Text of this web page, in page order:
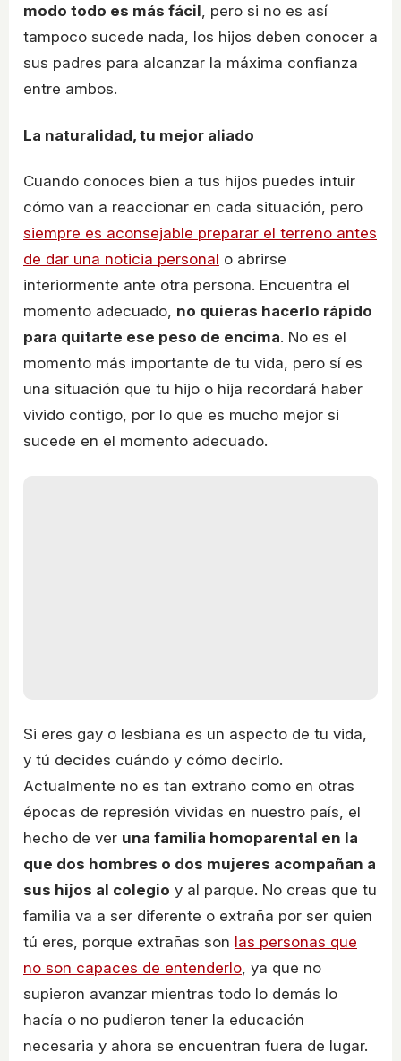
modo todo es más fácil, pero si no es así
tampoco sucede nada, los hijos deben conocer a
sus padres para alcanzar la máxima confianza
entre ambos.
La naturalidad, tu mejor aliado
Cuando conoces bien a tus hijos puedes intuir
cómo van a reaccionar en cada situación, pero
siempre es aconsejable preparar el terreno antes
de dar una noticia personal o abrirse
interiormente ante otra persona. Encuentra el
momento adecuado, no quieras hacerlo rápido
para quitarte ese peso de encima. No es el
momento más importante de tu vida, pero sí es
una situación que tu hijo o hija recordará haber
vivido contigo, por lo que es mucho mejor si
sucede en el momento adecuado.
Si eres gay o lesbiana es un aspecto de tu vida,
y tú decides cuándo y cómo decirlo.
Actualmente no es tan extraño como en otras
épocas de represión vividas en nuestro país, el
hecho de ver una familia homoparental en la
que dos hombres o dos mujeres acompañan a
sus hijos al colegio y al parque. No creas que tu
familia va a ser diferente o extraña por ser quien
tú eres, porque extrañas son las personas que
no son capaces de entenderlo, ya que no
supieron avanzar mientras todo lo demás lo
hacía o no pudieron tener la educación
necesaria y ahora se encuentran fuera de lugar.